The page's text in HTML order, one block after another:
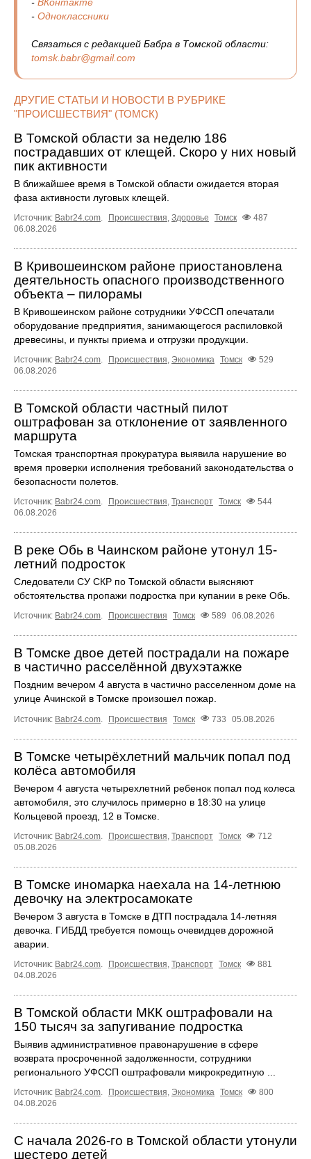
- Одноклассники
Связаться с редакцией Бабра в Томской области:
tomsk.babr@gmail.com
ДРУГИЕ СТАТЬИ И НОВОСТИ В РУБРИКЕ
"ПРОИСШЕСТВИЯ" (ТОМСК)
В Томской области за неделю 186
пострадавших от клещей. Скоро у них новый
пик активности
В ближайшее время в Томской области ожидается вторая
фаза активности луговых клещей.
Источник: Babr24.com. Происшествия, Здоровье Томск
487
06.08.2026
В Кривошеинском районе приостановлена
деятельность опасного производственного
объекта – пилорамы
В Кривошеинском районе сотрудники УФССП опечатали
оборудование предприятия, занимающегося распиловкой
древесины, и пункты приема и отгрузки продукции.
Источник: Babr24.com. Происшествия, Экономика Томск
529
06.08.2026
В Томской области частный пилот
оштрафован за отклонение от заявленного
маршрута
Томская транспортная прокуратура выявила нарушение во
время проверки исполнения требований законодательства о
безопасности полетов.
Источник: Babr24.com. Происшествия, Транспорт Томск
544
06.08.2026
В реке Обь в Чаинском районе утонул 15-
летний подросток
Следователи СУ СКР по Томской области выясняют
обстоятельства пропажи подростка при купании в реке Обь.
Источник: Babr24.com. Происшествия Томск 589 06.08.2026
В Томске двое детей пострадали на пожаре
в частично расселённой двухэтажке
Поздним вечером 4 августа в частично расселенном доме на
улице Ачинской в Томске произошел пожар.
Источник: Babr24.com Происшествия Томск 733 05.08.2026
В Томске четырёхлетний мальчик попал под
колёса автомобиля
Вечером 4 августа четырехлетний ребенок попал под колеса
автомобиля, это случилось примерно в 18:30 на улице
Кольцевой проезд, 12 в Томске.
Источник: Babr24.com Происшествия Транспорт Томск
712
05.08.2026
В Томске иномарка наехала на 14-летнюю
девочку на электросамокате
Вечером 3 августа в Томске в ДТП пострадала 14-летняя
девочка. ГИБДД требуется помощь очевидцев дорожной
аварии.
Источник: Babr24.com Происшествия Транспорт Томск
881
04.08.2026
В Томской области МКК оштрафовали на
150 тысяч за запугивание подростка
Выявив административное правонарушение в сфере
возврата просроченной задолженности, сотрудники
регионального УФССП оштрафовали микрокредитную ...
Источник: Babr24.com. Происшествия, Экономика Томск
800
04.08.2026
С начала 2026-го в Томской области утонули
шестеро детей